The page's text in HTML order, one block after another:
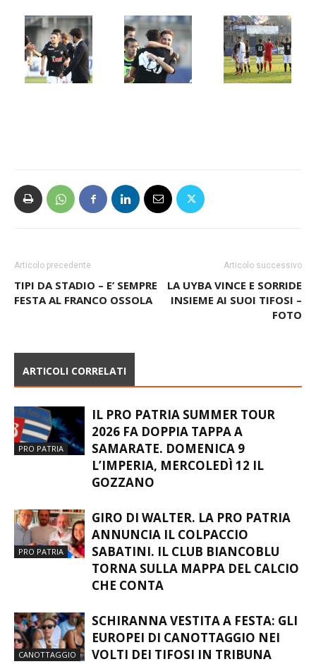
Articolo precedente
TIPI DA STADIO – E’ SEMPRE
FESTA AL FRANCO OSSOLA
Articolo successivo
LA UYBA VINCE E SORRIDE
INSIEME AI SUOI TIFOSI –
FOTO
ARTICOLI CORRELATI
PRO PATRIA
IL PRO PATRIA SUMMER TOUR
2026 FA DOPPIA TAPPA A
SAMARATE. DOMENICA 9
L’IMPERIA, MERCOLEDÌ 12 IL
GOZZANO
PRO PATRIA
GIRO DI WALTER. LA PRO PATRIA
ANNUNCIA IL COLPACCIO
SABATINI. IL CLUB BIANCOBLU
TORNA SULLA MAPPA DEL CALCIO
CHE CONTA
CANOTTAGGIO
SCHIRANNA VESTITA A FESTA: GLI
EUROPEI DI CANOTTAGGIO NEI
VOLTI DEI TIFOSI IN TRIBUNA